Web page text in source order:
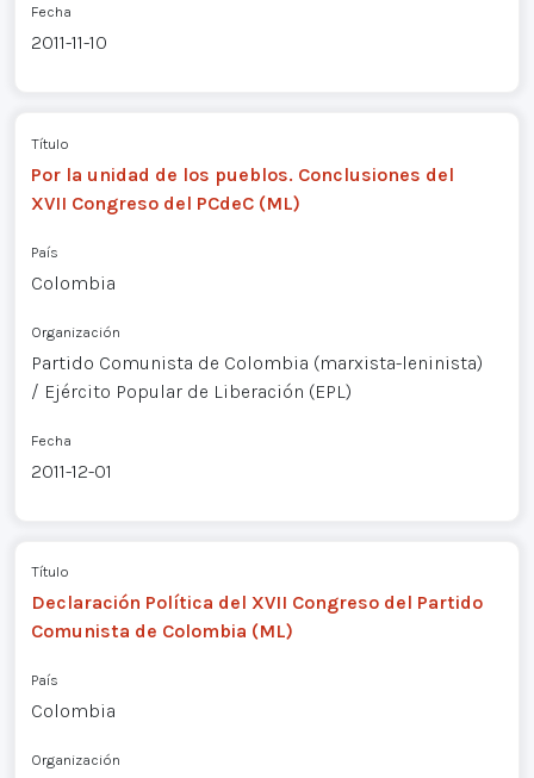
Fecha
2011-11-10
Título
Por la unidad de los pueblos. Conclusiones del
XVII Congreso del PCdeC (ML)
País
Colombia
Organización
Partido Comunista de Colombia (marxista-leninista)
/ Ejército Popular de Liberación (EPL)
Fecha
2011-12-01
Título
Declaración Política del XVII Congreso del Partido
Comunista de Colombia (ML)
País
Colombia
Organización